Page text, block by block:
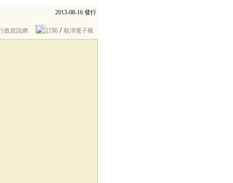
2013-08-16 發行
政資訊網 訂閱 / 取消電子報